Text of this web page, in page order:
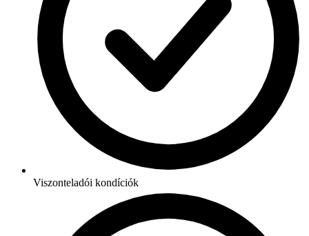
Viszonteladói kondíciók